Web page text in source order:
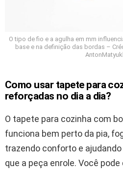
O tipo de fio e a agulha em mm
base e na definição das bordas –
Como usar tapete para
reforçadas no dia a dia?
O tapete para cozinha com
funciona bem perto da pia,
trazendo conforto e
que a peça enrole. Você